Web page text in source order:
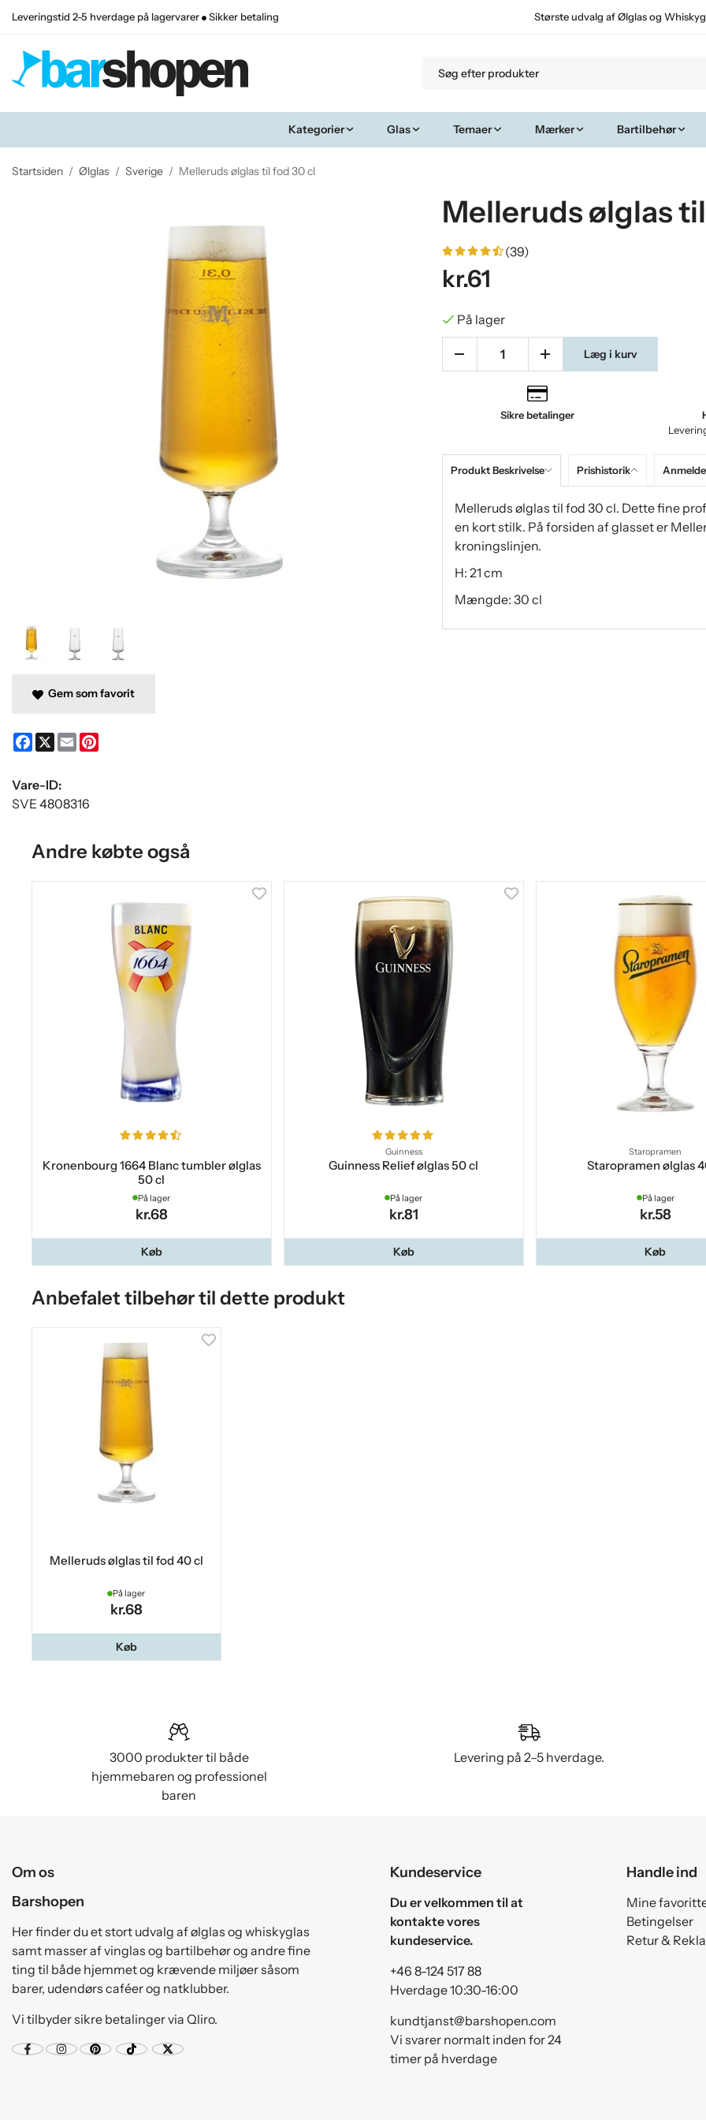
Leveringstid 2-5 hverdage på lagervarer Sikker betaling Største udvalg af Ølglas og
Kategorier Glas Temaer Mærker Bartilbehør
Startsiden / Ølglas / Sverige / Melleruds ølglas til fod 30 cl
Melleruds ølglas
(39)
kr.61
På lager
Læg i kurv
Sikre betalinger
Produkt Beskrivelse Prishistorik
Melleruds ølglas til fod 30 cl. Dette fine
en kort stilk. På forsiden af ​​glasset er
kroningslinjen.
H: 21 cm
Mængde: 30 cl
Gem som favorit
Facebook
X Email
Vare-ID:
SVE 4808316
Andre købte også
Kronenbourg 1664 Blanc tumbler ølglas
50 cl
På lager
kr.68
Køb
Guinness
Guinness Relief ølglas 50 cl
På lager
kr.81
Køb
Staropramen
Staropramen ølglas
På lager
kr.58
Køb
Anbefalet tilbehør til dette produkt
Melleruds ølglas til fod 40 cl
På lager
kr.68
Køb
3000 produkter til både
hjemmebaren og professionel
baren
Levering på 2–5 hverdage.
Om os
Barshopen
Her finder du et stort udvalg af ølglas og whiskyglas
samt masser af vinglas og bartilbehør og andre fine
ting til både hjemmet og krævende miljøer såsom
barer, udendørs caféer og natklubber.
Vi tilbyder sikre betalinger via Qliro.
Kundeservice
Du er velkommen til at
kontakte vores
kundeservice.
+46 8-124 517 88
Hverdage 10:30-16:00
kundtjanst@barshopen.com
Vi svarer normalt inden for 24
timer på hverdage
Handle ind
Mine
Betingelser
Retur &